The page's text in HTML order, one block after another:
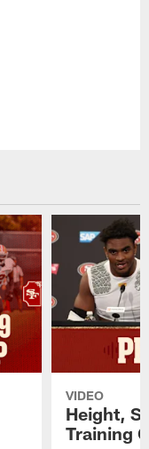
VIDEO
Height,
Training